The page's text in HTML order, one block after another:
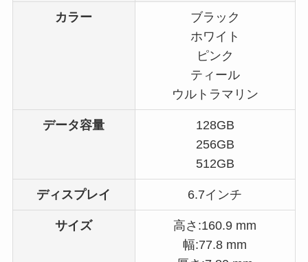
カラー
ブラック
ホワイト
ピンク
ティール
ウルトラマリン
データ容量
128GB
256GB
512GB
ディスプレイ 6.7インチ
サイズ
高さ:160.9 mm
幅:77.8 mm